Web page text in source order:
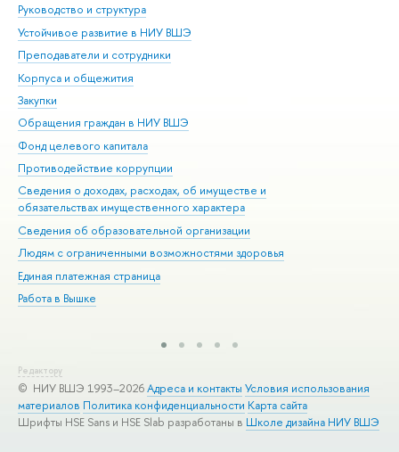
Руководство и структура
Устойчивое развитие в НИУ ВШЭ
Преподаватели и сотрудники
Корпуса и общежития
Закупки
Обращения граждан в НИУ ВШЭ
Фонд целевого капитала
Противодействие коррупции
Сведения о доходах, расходах, об имуществе и
обязательствах имущественного характера
Сведения об образовательной организации
Людям с ограниченными возможностями здоровья
Единая платежная страница
Работа в Вышке
Редактору
© НИУ ВШЭ 1993–2026Адреса и контакты Условия использования
материалов Политика конфиденциальности Карта сайта
Шрифты HSE Sans и HSE Slab разработаны в Школе дизайна НИУ ВШЭ